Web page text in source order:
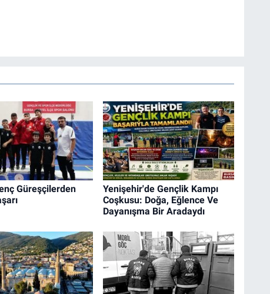
Güreşçilerden
Yenişehir'de Gençlik Kampı
Coşkusu: Doğa, Eğlence Ve
Dayanışma Bir Aradaydı